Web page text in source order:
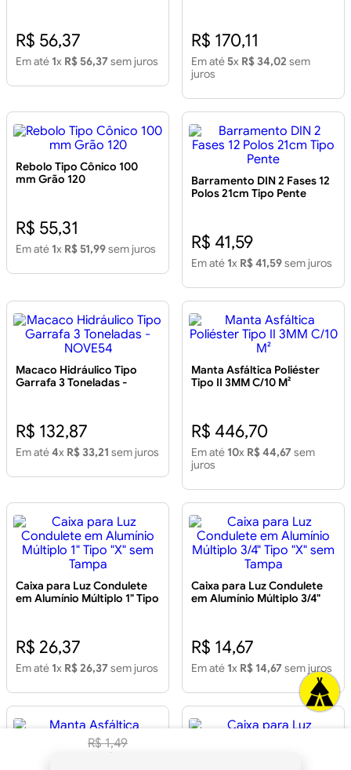
R$ 1,49
R$ 56,37
Em até 1x R$ 56,37 sem juros
R$ 170,11
Em até 5x R$ 34,02 sem
juros
Rebolo Tipo Cônico 100
mm Grão 120
R$ 55,31
Em até 1x R$ 51,99sem juros
Barramento DIN 2 Fases 12
Polos 21cm Tipo Pente
R$ 41,59
Em até 1x R$ 41,59sem juros
Macaco Hidráulico Tipo
Garrafa 3 Toneladas -
R$ 132,87
Em até4x R$ 33,21 sem juros
Manta Asfáltica Poliéster
Tipo II 3MM C/10 M²
R$ 446,70
Em até 10x R$ 44,67 sem
juros
Caixa para Luz Condulete
em Alumínio Múltiplo 1" Tipo
R$ 26,37
Em até 1x R$ 26,37 sem juros
Caixa para Luz Condulete
em Alumínio Múltiplo 3/4"
R$ 14,67
Em até 1x R$ 14,67 sem juros